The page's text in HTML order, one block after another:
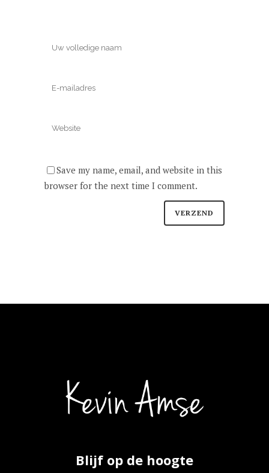
Save my name, email, and website in this
browser for the next time I comment.
Blijf op de hoogte